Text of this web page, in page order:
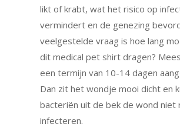
likt of krabt, wat het risico op
vermindert en de genezing
veelgestelde vraag is hoe lang
dit medical pet shirt dragen?
een termijn van 10-14 dagen
Dan zit het wondje mooi dicht en
bacteriën uit de bek de wond niet
infecteren.